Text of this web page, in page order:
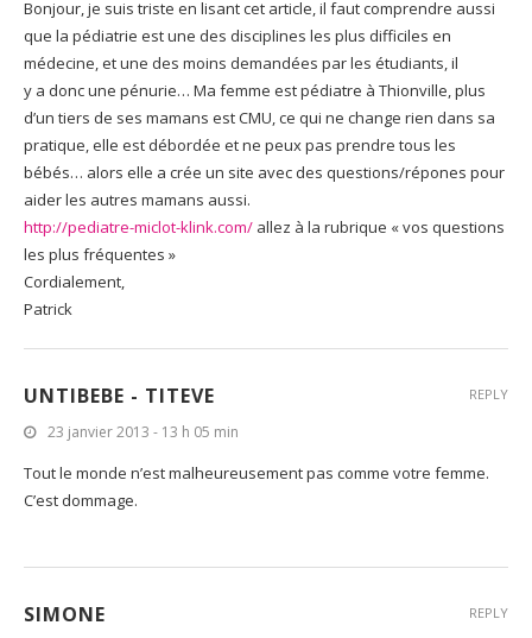
Bonjour, je suis triste en lisant cet article, il faut comprendre aussi
que la pédiatrie est une des disciplines les plus difficiles en
médecine, et une des moins demandées par les étudiants, il
y a donc une pénurie… Ma femme est pédiatre à Thionville, plus
d’un tiers de ses mamans est CMU, ce qui ne change rien dans sa
pratique, elle est débordée et ne peux pas prendre tous les
bébés… alors elle a crée un site avec des questions/répones pour
aider les autres mamans aussi.
http://pediatre-miclot-klink.com/ allez à la rubrique « vos questions
les plus fréquentes »
Cordialement,
Patrick
UNTIBEBE - TITEVE
23 janvier 2013 - 13 h 05 min
Tout le monde n’est malheureusement pas comme votre femme.
C’est dommage.
REPLY
SIMONE REPLY